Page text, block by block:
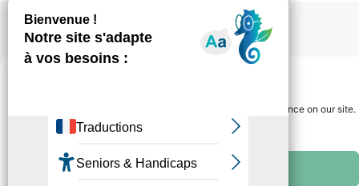
We use cookies to guarantee you the best navigation experience on our site.
You can accept "ok" or refuse "no" at any time.
All cookies
Nos autres